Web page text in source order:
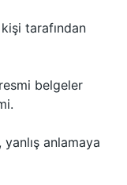
tarafından
belgeler
anlamaya